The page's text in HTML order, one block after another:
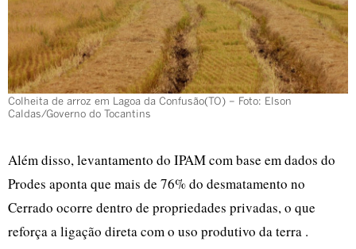
Colheita de arroz em Lagoa da Confusão(TO) – Foto: Elson
Caldas/Governo do Tocantins
Além disso, levantamento do IPAM com base em dados do
Prodes aponta que mais de 76% do desmatamento no
Cerrado ocorre dentro de propriedades privadas, o que
reforça a ligação direta com o uso produtivo da terra .